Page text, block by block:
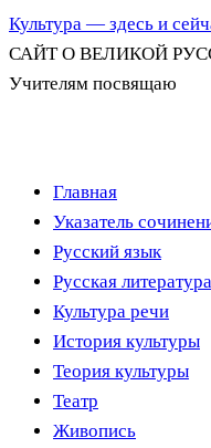
Культура — здесь и
САЙТ О ВЕЛИКОЙ
Учителям посвящаю
Перейти
содержимому
Главная
Указатель
Русский язык
Русская литература
Культура речи
История культуры
Теория культуры
Театр
Живопись